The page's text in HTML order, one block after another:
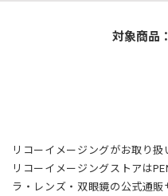
対象商品：
リコーイメージングがお取り扱
リコーイメージングストアは
ラ・レンズ・双眼鏡の公式通販